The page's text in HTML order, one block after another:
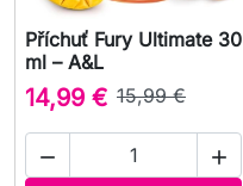
Příchuť Fury Ultimate 30
ml – A&L
14,99 € 15,99 €
 